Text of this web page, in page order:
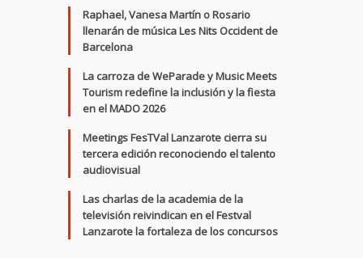
Raphael, Vanesa Martín o Rosario
llenarán de música Les Nits Occident de
Barcelona
La carroza de WeParade y Music Meets
Tourism redefine la inclusión y la fiesta
en el MADO 2026
Meetings FesTVal Lanzarote cierra su
tercera edición reconociendo el talento
audiovisual
Las charlas de la academia de la
televisión reivindican en el Festval
Lanzarote la fortaleza de los concursos